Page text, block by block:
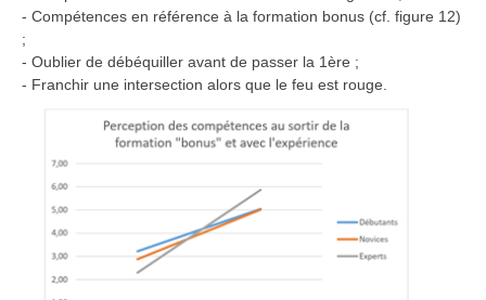
- Compétences en référence à la formation bonus (cf. figure 12)
;
- Oublier de débéquiller avant de passer la 1ère ;
- Franchir une intersection alors que le feu est rouge.